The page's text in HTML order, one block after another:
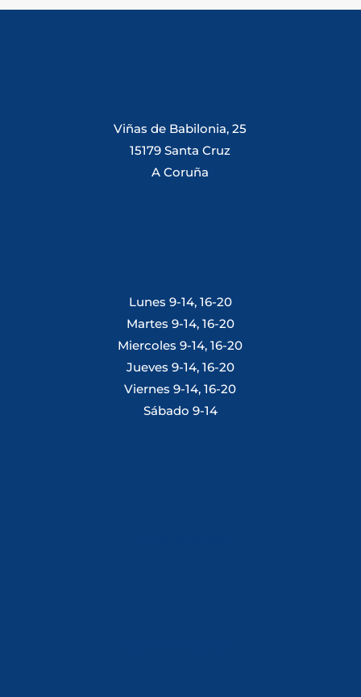
Viñas de Babilonia, 25
15179 Santa Cruz
A Coruña
Lunes 9-14, 16-20
Martes 9-14, 16-20
Miercoles 9-14, 16-20
Jueves 9-14, 16-20
Viernes 9-14, 16-20
Sábado 9-14